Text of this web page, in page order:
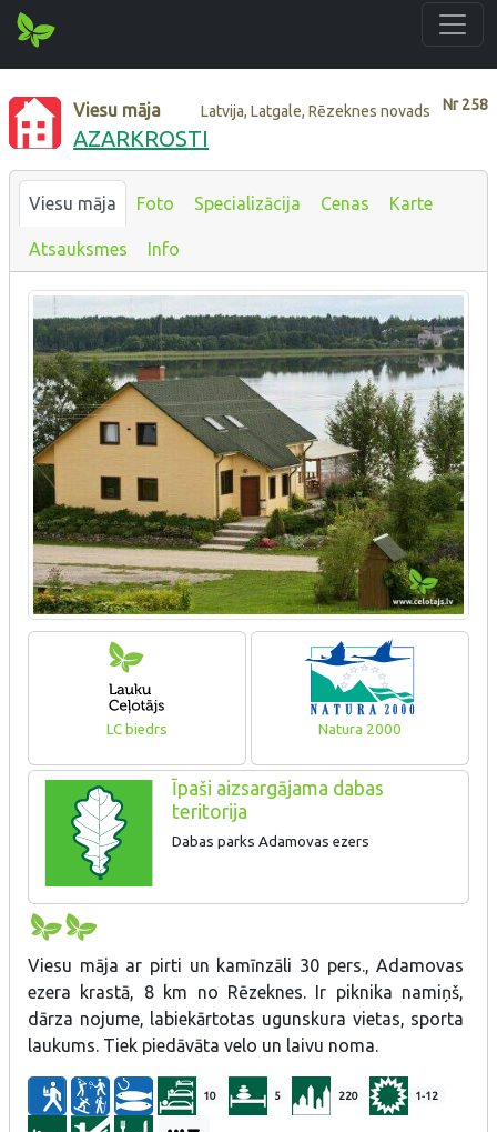
Nr258
Viesu māja Latvija, Latgale, Rēzeknes novads
AZARKROSTI
Viesu māja Foto Specializācija Cenas Karte
Atsauksmes Info
LC biedrs Natura 2000
Īpaši aizsargājama dabas
teritorija
Dabas parks Adamovas ezers
Viesu māja ar pirti un kamīnzāli 30 pers., Adamovas
ezera krastā, 8 km no Rēzeknes. Ir piknika namiņš,
dārza nojume, labiekārtotas ugunskura vietas, sporta
laukums. Tiek piedāvāta velo un laivu noma.
10 5 220 1-12